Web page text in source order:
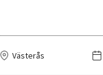
Västerås